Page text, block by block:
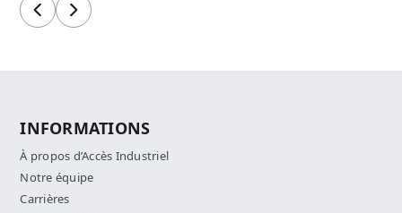
PrécédentSuivant
INFORMATIONS
À propos d’Accès Industriel
Notre équipe
Carrières